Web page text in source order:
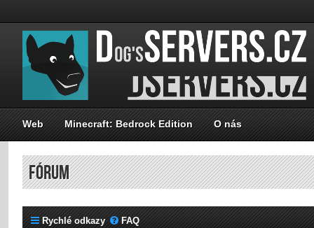
Web Minecraft: Bedrock Edition O nás
FÓRUM
Rychlé odkazy FAQ